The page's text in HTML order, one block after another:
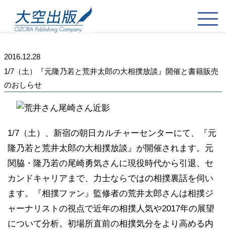
2016.12.28
1/7（土）『元隆乃若と荒井太郎の大相撲放談』開催と書籍販売
のおしらせ
1/7（土）、新宿の朝日カルチャーセンターにて、『元
隆乃若と荒井太郎の大相撲放談』が開催されます。元
関脇・隆乃若の尾崎勇気さんに現役時代から引退、セ
カンドキャリアまで、力士ならではの相撲裏話を伺い
ます。『相撲ファン』監修者の荒井太郎さんは相撲ジ
ャーナリストの視点で近年の相撲人気や2017年の展望
について分析。初場所直前の相撲気分をより高める内